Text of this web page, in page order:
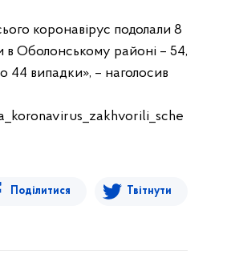
коронавірус подолали 8
в Оболонському районі – 54,
випадки», – наголосив
Поділитися Твітнути